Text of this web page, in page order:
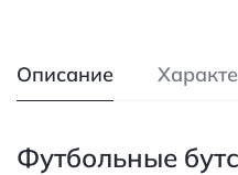
Описание
Футбольные